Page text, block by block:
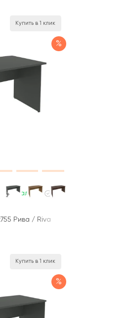
Купить в 1 клик
%
В наличии
Рива / Riva
Купить в 1 клик
%